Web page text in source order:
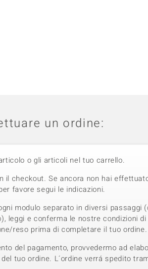
un ordine:
o gli articoli nel tuo carrello.
il checkout. Se ancora non hai
favore segui le indicazioni.
modulo separato in diversi passaggi
leggi e conferma le nostre condizioni
reso prima di completare il tuo ordine.
del pagamento, provvedermo ad
tuo ordine. L´ordine verrá spedito